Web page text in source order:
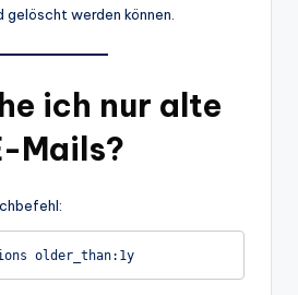
gelöscht werden können.
ich nur alte
Mails?
older_than:1y